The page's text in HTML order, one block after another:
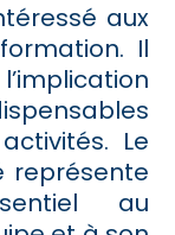
aux
Il
Le
représente
au